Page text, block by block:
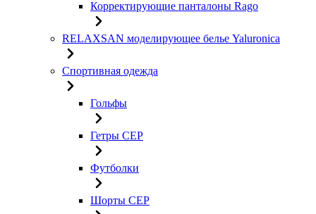
Корректирующие панталоны Rago
RELAXSAN моделирующее белье Yaluroniсa
Спортивная одежда
Гольфы
Гетры CEP
Футболки
Шорты CEP